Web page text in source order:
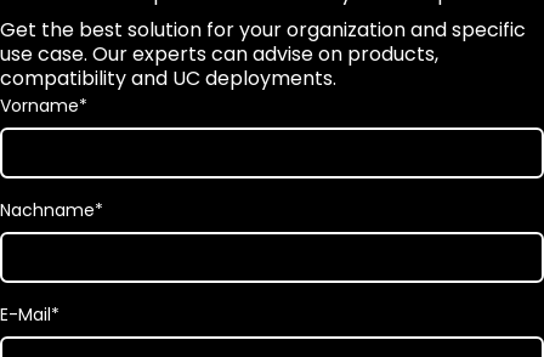
Get the best solution for your organization and specific
use case. Our experts can advise on products,
compatibility and UC deployments.
Vorname*
Nachname*
E-Mail*